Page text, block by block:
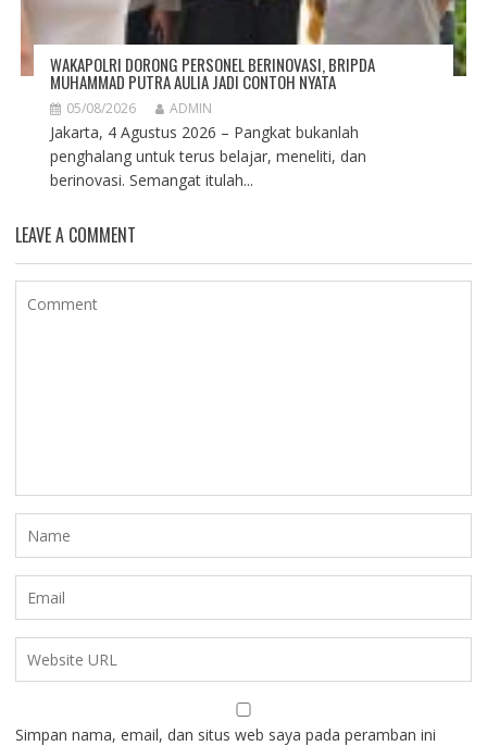
WAKAPOLRI DORONG PERSONEL BERINOVASI, BRIPDA
MUHAMMAD PUTRA AULIA JADI CONTOH NYATA
05/08/2026 ADMIN
Jakarta, 4 Agustus 2026 – Pangkat bukanlah
penghalang untuk terus belajar, meneliti, dan
berinovasi. Semangat itulah...
LEAVE A COMMENT
Simpan nama, email, dan situs web saya pada peramban ini